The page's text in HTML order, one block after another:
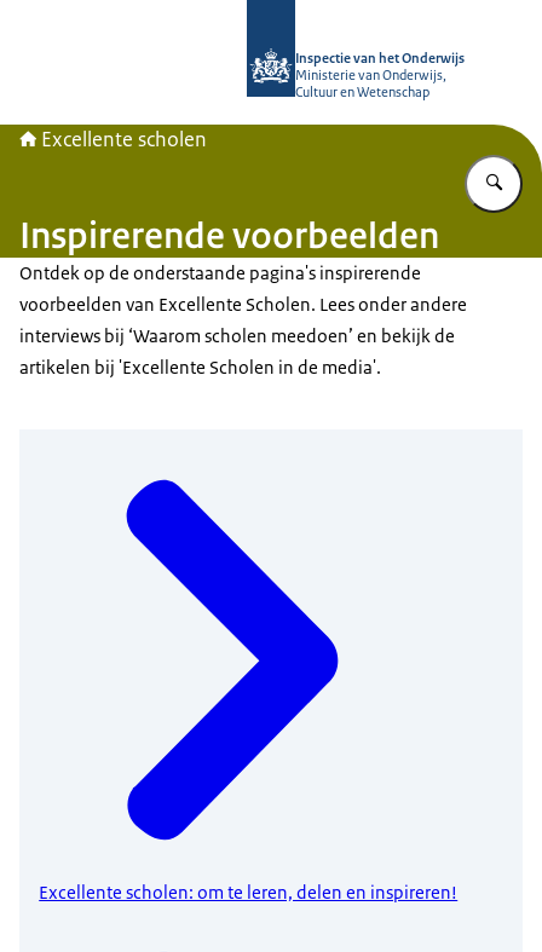
Inspectie van het Onderwijs
Ministerie van Onderwijs,
Cultuur en Wetenschap
Excellente scholen
Inspirerende voorbeelden
Ontdek op de onderstaande pagina's inspirerende
voorbeelden van Excellente Scholen. Lees onder andere
interviews bij ‘Waarom scholen meedoen’ en bekijk de
artikelen bij 'Excellente Scholen in de media'.
Excellente scholen: om te leren, delen en inspireren!